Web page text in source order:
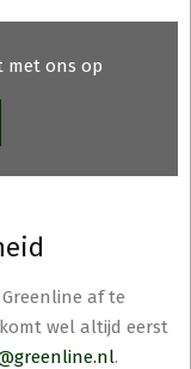
met ons op
af te
wel altijd eerst
.